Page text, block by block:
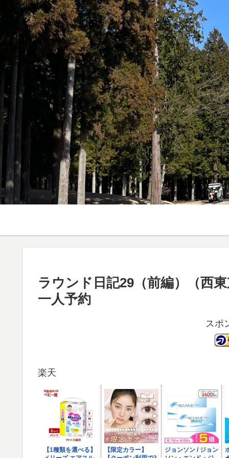
ラウンド日記29（前編）（西
一人予約
スポ
楽天